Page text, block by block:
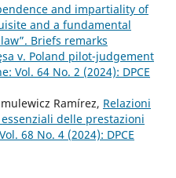
and impartiality of
and a fundamental
Briefs remarks
v. Poland pilot-judgement
Vol. 64 No. 2 (2024): DPCE
Ramírez, Relazioni
delle prestazioni
68 No. 4 (2024): DPCE